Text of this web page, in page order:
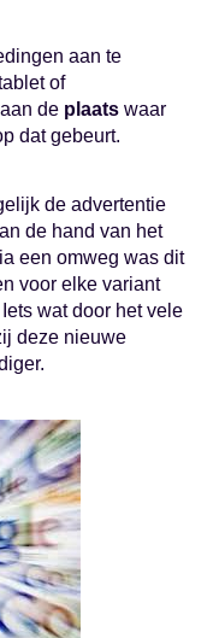
aan te
of
de plaats waar
dat gebeurt.
de advertentie
de hand van het
een omweg was dit
voor elke variant
wat door het vele
deze nieuwe